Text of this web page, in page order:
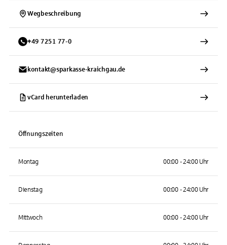
Wegbeschreibung
+49 7251 77-0
kontakt@sparkasse-kraichgau.de
vCard herunterladen
Öffnungszeiten
Montag 00:00 - 24:00 Uhr
Dienstag 00:00 - 24:00 Uhr
Mittwoch 00:00 - 24:00 Uhr